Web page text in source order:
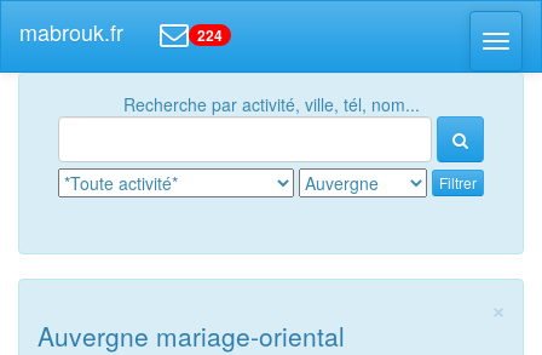
mabrouk.fr 224
Recherche par activité, ville, tél, nom...
Filtrer
×
Auvergne mariage-oriental